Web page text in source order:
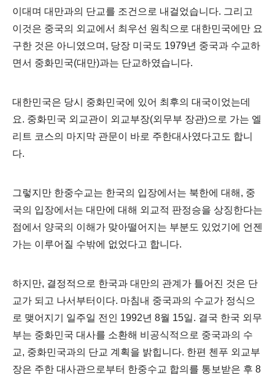
이대며 대만과의 단교를 조건으로 내걸었습니다. 그리고
이것은 중국의 외교에서 최우선 원칙으로 대한민국에만 요
구한 것은 아니였으며, 당장 미국도 1979년 중국과 수교하
면서 중화민국(대만)과는 단교하였습니다.
대한민국은 당시 중화민국에 있어 최후의 대국이었는데
요. 중화민국 외교관이 외교부장(외무부 장관)으로 가는 엘
리트 코스의 마지막 관문이 바로 주한대사였다고도 합니
다.
그렇지만 한중수교는 한국의 입장에서는 북한에 대해 , 중
국의 입장에서는 대만에 대해 외교적 판정승을 상징한다는
점에서 양국의 이해가 맞아떨어지는 부분도 있었기에 언젠
가는 이루어질 수밖에 없었다고 합니다.
하지만, 결정적으로 한국과 대만의 관계가 틀어진 것은 단
교가 되고 나서부터이다. 마침내 중국과의 수교가 정식으
로 맺어지기 일주일 전인 1992년 8월 15일. 결국 한국 외무
부는 중화민국 대사를 소환해 비공식적으로 중국과의 수
교, 중화민국과의 단교 계획을 밝힙니다. 한편 첸푸 외교부
장은 주한 대사관으로부터 한중수교 합의를 통보받은 후 8